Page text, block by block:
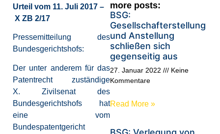
Urteil vom 11. Juli 2017 –
X ZB 2/17
Pressemitteilung des
Bundesgerichtshofs:
Der unter anderem für das
Patentrecht zuständige
X. Zivilsenat des
Bundesgerichtshofs hat
eine vom
Bundespatentgericht
more posts:
BSG:
Gesellschafterstellung
und Anstellung
schließen sich
gegenseitig aus
27. Januar 2022
Keine
Kommentare
Read More »